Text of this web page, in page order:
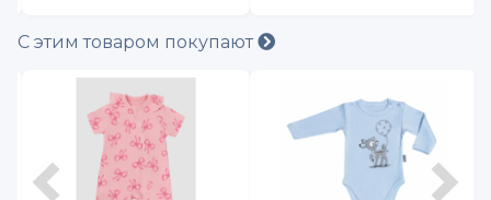
С этим товаром покупают